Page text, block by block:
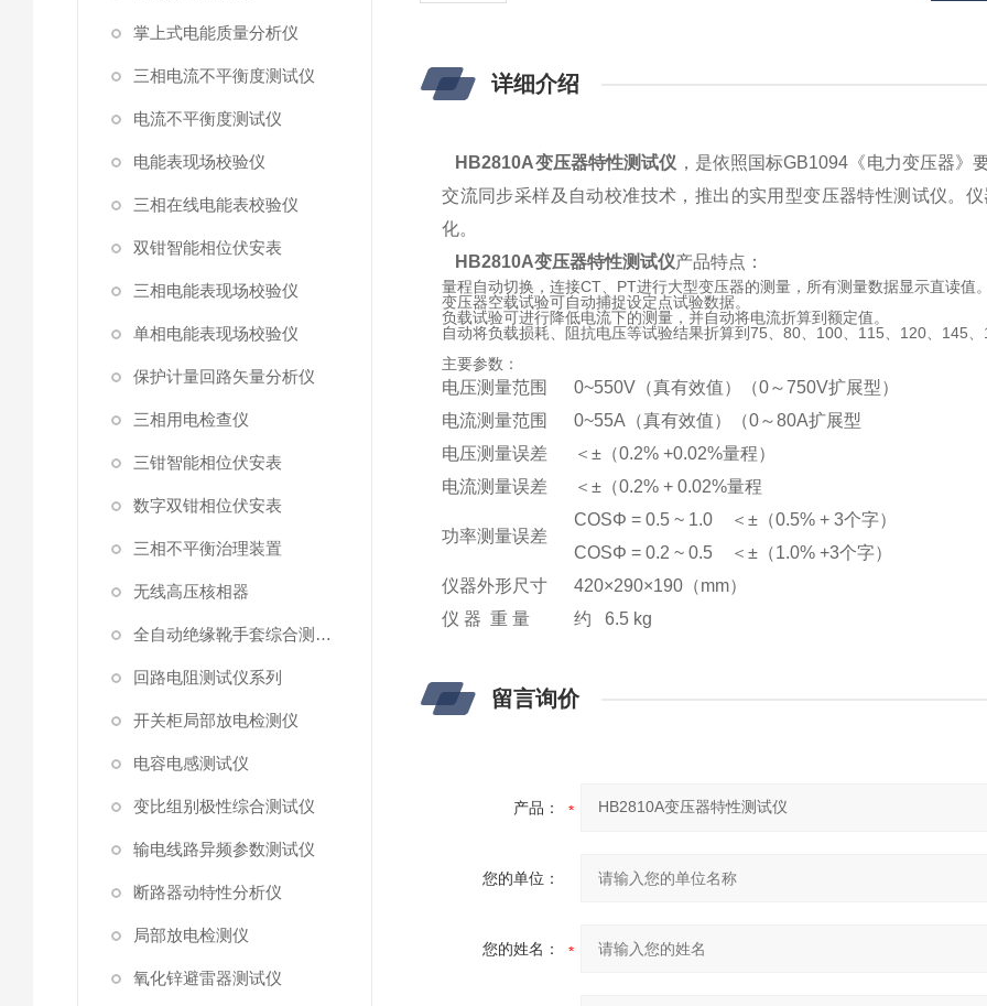
掌上式电能质量分析仪
三相电流不平衡度测试仪
电流不平衡度测试仪
电能表现场校验仪
三相在线电能表校验仪
双钳智能相位伏安表
三相电能表现场校验仪
单相电能表现场校验仪
保护计量回路矢量分析仪
三相用电检查仪
三钳智能相位伏安表
数字双钳相位伏安表
三相不平衡治理装置
无线高压核相器
全自动绝缘靴手套综合测试仪
回路电阻测试仪系列
开关柜局部放电检测仪
电容电感测试仪
变比组别极性综合测试仪
输电线路异频参数测试仪
断路器动特性分析仪
局部放电检测仪
氧化锌避雷器测试仪
详细介绍
HB2810A变压器特性测试仪 ，是依照国标GB1094《电力变压器
交流同步采样及自动校准技术，推出的实用型变压器特性测试仪。
化。
HB2810A变压器特性测试仪产品特点：
量程自动切换，连接CT、PT进行大型变压器的测量，所有测量数据显示直读值。
变压器空载试验可自动捕捉设定点试验数据。
负载试验可进行降低电流下的测量，并自动将电流折算到额定值。
自动将负载损耗、阻抗电压等试验结果折算到75、80、100、115、120、145、
主要参数：
电压测量范围
0~550V（真有效值）（0～750V扩展型）
电流测量范围
0~55A（真有效值）（0～80A扩展型
电压测量误差
＜±（0.2% +0.02%量程）
电流测量误差
＜±（0.2% + 0.02%量程
功率测量误差
COSΦ = 0.5 ~ 1.0 ＜±（0.5% + 3个字）
COSΦ = 0.2 ~ 0.5 ＜±（1.0% +3个字）
仪器外形尺寸
420×290×190（mm）
仪 器 重 量
约 6.5 kg
留言询价
产品：
您的单位：
您的姓名：